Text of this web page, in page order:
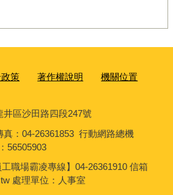
策 著作權說明 機關位置
區沙田路四段247號
真：04-26361853 行動網路總機
56505903
工職場霸凌專線】04-26361910 信箱
處理單位：人事室